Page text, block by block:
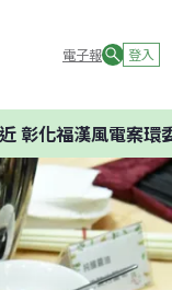
電子報 登入
福漢風電案環委建議